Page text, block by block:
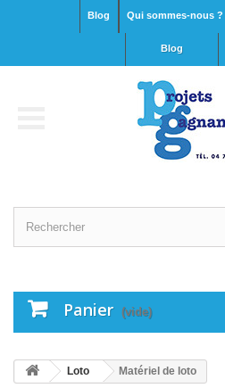
Qui sommes-nous ?
Blog
blog
Panier (vide)
Loto Matériel de loto